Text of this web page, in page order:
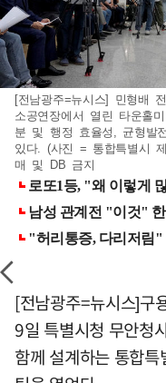
[전남광주=뉴시스] 민형배
소공연장에서 열린 타운홀
분 및 행정 효율성, 균형발
있다. (사진 = 통합특별시
매 및 DB 금지
[전남광주=뉴시스]구
9일 특별시청 무안청
함께 설계하는 통합